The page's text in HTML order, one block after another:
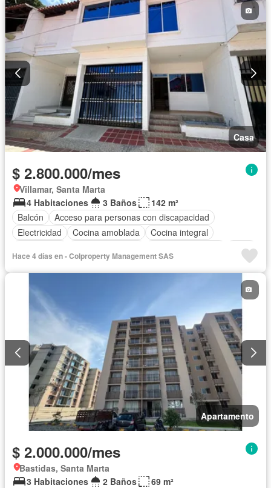
Casa
$ 2.800.000/mes
Villamar, Santa Marta
4 Habitaciones
3 Baños
142 m²
Balcón
Acceso para personas con discapacidad
Electricidad
Cocina amoblada
Cocina integral
Agua
Patio
Hace 4 días en - Colproperty Management SAS
Apartamento
$ 2.000.000/mes
Bastidas, Santa Marta
3 Habitaciones
2 Baños
69 m²